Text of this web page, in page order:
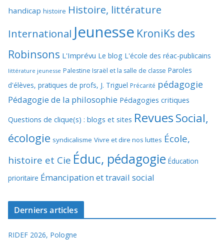
handicap histoire Histoire, littérature
International Jeunesse KroniKs des
Robinsons L'Imprévu Le blog L'école des réac-publicains
littérature jeunesse Palestine Israël et la salle de classe Paroles
d'élèves, pratiques de profs, J. Triguel Précarité pédagogie
Pédagogie de la philosophie Pédagogies critiques
Questions de clique(s) : blogs et sites RevuesSocial,
écologie syndicalisme Vivre et dire nos luttes École,
histoire et Cie Éduc, pédagogie Éducation
prioritaire Émancipation et travail social
Derniers articles
RIDEF 2026, Pologne